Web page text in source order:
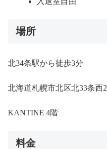
場所
北34条駅から徒歩3分
北海道札幌市北区北33条西
KANTINE 4階
料金